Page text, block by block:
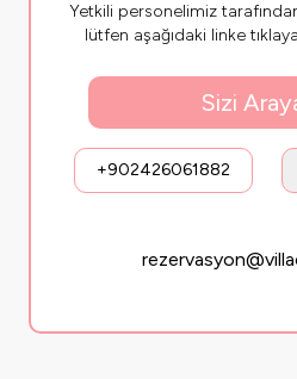
Yetkili personelimiz
lütfen aşağıdaki linke
Sizi
+902426061882